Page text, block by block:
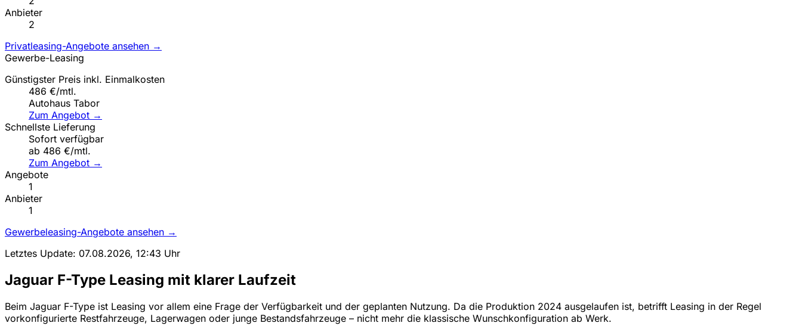
Anbieter
2
Privatleasing-Angebote ansehen →
Gewerbe-Leasing
Günstigster Preis inkl. Einmalkosten
486 €/mtl.
Autohaus Tabor
Zum Angebot →
Schnellste Lieferung
Sofort verfügbar
ab 486 €/mtl.
Zum Angebot →
Angebote
1
Anbieter
1
Gewerbeleasing-Angebote ansehen →
Letztes Update: 07.08.2026, 12:43 Uhr
Jaguar F-Type Leasing mit klarer Laufzeit
Beim Jaguar F-Type ist Leasing vor allem eine Frage der Verfügbarkeit und der geplanten Nutzung. Da die Produktion 2024 ausgelaufen ist, betrifft Leasing in der Regel
vorkonfigurierte Restfahrzeuge, Lagerwagen oder junge Bestandsfahrzeuge – nicht mehr die klassische Wunschkonfiguration ab Werk.